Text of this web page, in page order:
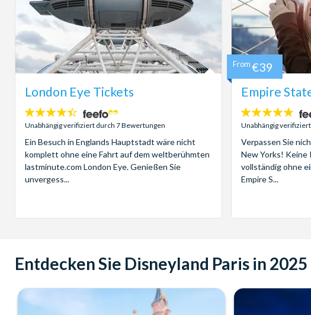
London Eye Tickets
4.4
Sterne:
Unabhängig verifiziert durch 7 Bewertungen
Ein Besuch in Englands Hauptstadt wäre nicht
komplett ohne eine Fahrt auf dem weltberühmten
lastminute.com London Eye. Genießen Sie
unvergess...
Empire
4.7
Sterne:
Unabhängig
Verpassen Sie
New Yorks! Keine
vollständig ohne
Empire S...
From €39
Entdecken Sie Disneyland Paris in 2025